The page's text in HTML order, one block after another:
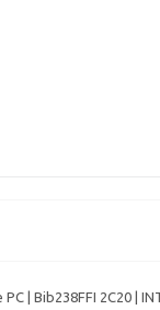
| Bib238FFI 2C20 |